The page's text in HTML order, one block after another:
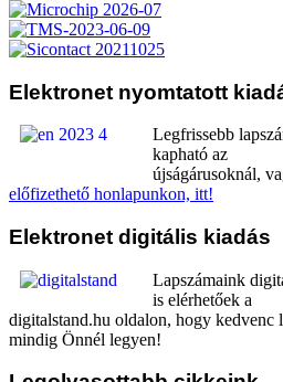
Elektronet nyomtatott
Legfrissebb
kapható az
újságárusoknál,
előfizethető honlapunkon, itt!
Elektronet digitális kiadás
Lapszámaink
is elérhetőek a
digitalstand.hu oldalon, hogy kedvenc
mindig Önnél legyen!